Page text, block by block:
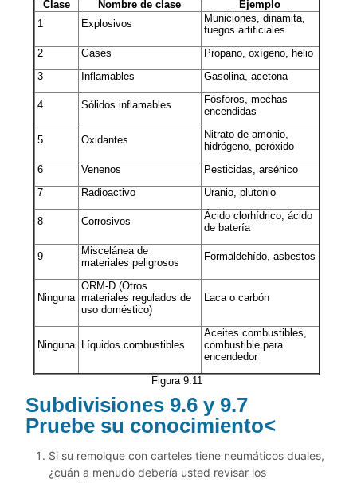
Figura 9.11
Clase
Nombre de clase
Ejemplo
1
Explosivos
Municiones, dinamita,
fuegos artificiales
2
Gases
Propano, oxígeno, helio
3
Inflamables Gasolina, acetona
4 Sólidos inflamables
Fósforos, mechas
encendidas
5 Oxidantes
Nitrato de amonio,
hidrógeno, peróxido
6
Venenos
Pesticidas, arsénico
7
Radioactivo Uranio, plutonio
8 Corrosivos
Ácido clorhídrico, ácido
de batería
9
Miscelánea de
materiales peligrosos
Formaldehído, asbestos
Ninguna
ORM-D (Otros
materiales regulados de
uso doméstico)
Laca o carbón
Ninguna Líquidos combustibles
Aceites combustibles,
combustible para
encendedor
Subdivisiones 9.6 y 9.7
Pruebe su conocimiento<
Si su remolque con carteles tiene neumáticos duales,
¿cuán a menudo debería usted revisar los